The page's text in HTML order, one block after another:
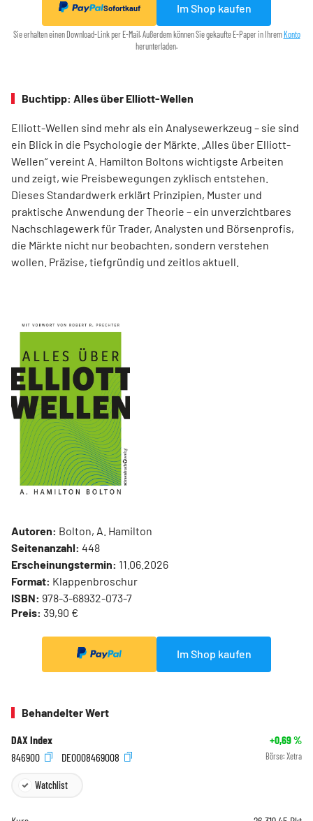
Sofortkauf Im Shop kaufen
Sie erhalten einen Download-Link per E-Mail. Außerdem können Sie gekaufte E-Paper in IhremKonto
herunterladen.
Buchtipp: Alles über Elliott-Wellen
Elliott-Wellen sind mehr als ein Analysewerkzeug – sie sind
ein Blick in die Psychologie der Märkte. „Alles über Elliott-
Wellen“ vereint A. Hamilton Boltons wichtigste Arbeiten
und zeigt, wie Preisbewegungen zyklisch entstehen.
Dieses Standardwerk erklärt Prinzipien, Muster und
praktische Anwendung der Theorie – ein unverzichtbares
Nachschlagewerk für Trader, Analysten und Börsenprofis,
die Märkte nicht nur beobachten, sondern verstehen
wollen. Präzise, tiefgründig und zeitlos aktuell.
Autoren: Bolton, A. Hamilton
Seitenanzahl: 448
Erscheinungstermin: 11.06.2026
Format: Klappenbroschur
ISBN: 978-3-68932-073-7
Preis: 39,90 €
Im Shop kaufen
Behandelter Wert
DAX Index +0,69%
846900
DE0008469008 Börse: Xetra
Watchlist